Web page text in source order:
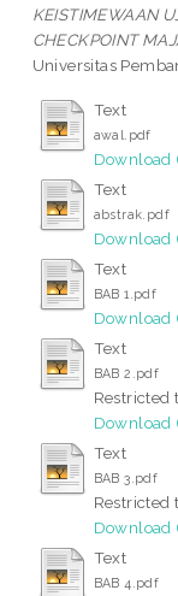
KEISTIMEWAAN
CHECKPOINT
Universitas
Text
awal.pdf
Download
Text
abstrak.pdf
Download
Text
BAB 1.pdf
Download
Text
BAB 2.pdf
Restricted
Download
Text
BAB 3.pdf
Restricted
Download
Text
BAB 4.pdf